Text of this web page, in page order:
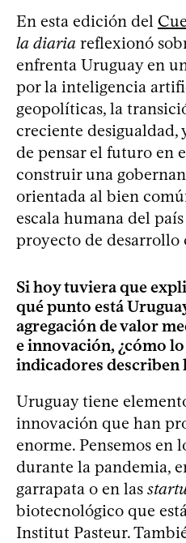
En esta edición del
la diaria reflexionó
enfrenta Uruguay en
por la inteligencia
geopolíticas, la
creciente desigualdad,
de pensar el futuro en
construir una
orientada al bien
escala humana del
proyecto de desarrollo
Si hoy tuviera que
qué punto está
agregación de valor
e innovación, ¿cómo
indicadores describen
Uruguay tiene
innovación que han
enorme. Pensemos en
durante la pandemia,
garrapata o en las
biotecnológico que
Institut Pasteur.